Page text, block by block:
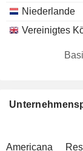
Niederlande
Vereinigtes
Americana